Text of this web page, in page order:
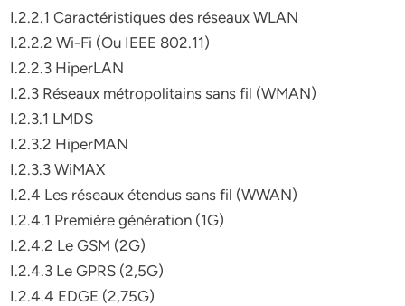
I.2.2.1 Caractéristiques des réseaux WLAN
I.2.2.2 Wi-Fi (Ou IEEE 802.11)
I.2.2.3 HiperLAN
I.2.3 Réseaux métropolitains sans fil (WMAN)
I.2.3.1 LMDS
I.2.3.2 HiperMAN
I.2.3.3 WiMAX
I.2.4 Les réseaux étendus sans fil (WWAN)
I.2.4.1 Première génération (1G)
I.2.4.2 Le GSM (2G)
I.2.4.3 Le GPRS (2,5G)
I.2.4.4 EDGE (2,75G)